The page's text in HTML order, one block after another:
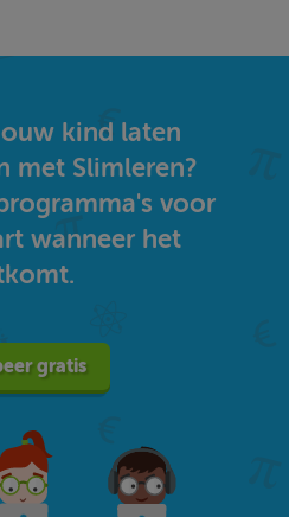
kind laten
met Slimleren?
voor
wanneer het
gratis